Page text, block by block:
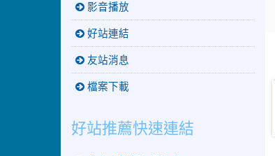
影音播放
好站連結
友站消息
檔案下載
好站推薦快速連結